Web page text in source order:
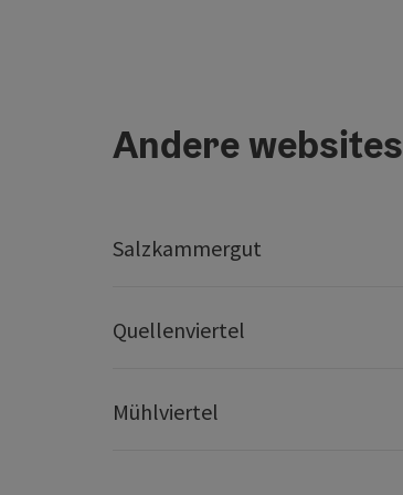
Andere websites
Salzkammergut
Quellenviertel
Mühlviertel